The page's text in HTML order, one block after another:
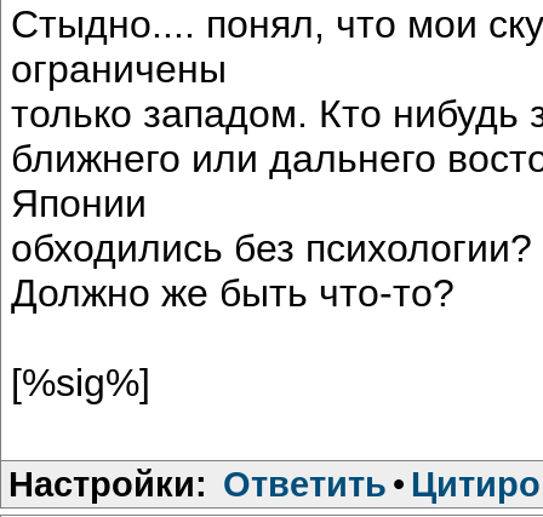
Стыдно.... понял, что мои
ограничены
только западом. Кто нибудь
ближнего или дальнего
Японии
обходились без
Должно же быть что-то?
[%sig%]
Настройки: Ответить •